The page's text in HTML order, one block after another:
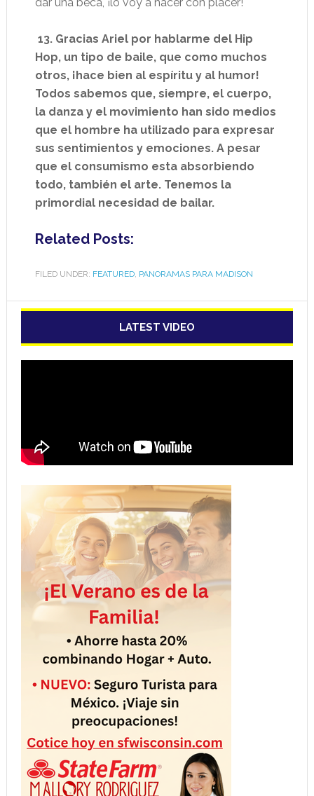
13. Gracias Ariel por hablarme del Hip
Hop, un tipo de baile, que como muchos
otros, ¡hace bien al espíritu y al humor!
Todos sabemos que, siempre, el cuerpo,
la danza y el movimiento han sido medios
que el hombre ha utilizado para expresar
sus sentimientos y emociones. A pesar
que el consumismo esta absorbiendo
todo, también el arte. Tenemos la
primordial necesidad de bailar.
Related Posts:
FILED UNDER: FEATURED, PANORAMAS PARA MADISON
LATEST VIDEO